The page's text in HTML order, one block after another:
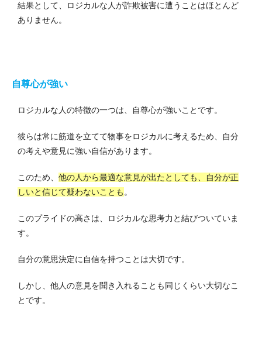
結果として、ロジカルな人が詐欺被害に遭うことはほとんど
ありません。
自尊心が強い
ロジカルな人の特徴の一つは、自尊心が強いことです。
彼らは常に筋道を立てて物事をロジカルに考えるため、自分
の考えや意見に強い自信があります。
このため、 他の人から最適な意見が出たとしても、自分が正
しいと信じて疑わないことも。
このプライドの高さは、ロジカルな思考力と結びついていま
す。
自分の意思決定に自信を持つことは大切です。
しかし、他人の意見を聞き入れることも同じくらい大切なこ
とです。